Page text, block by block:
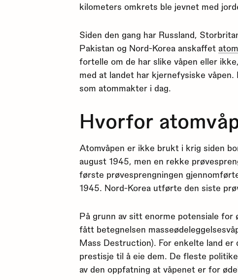
kilometers omkrets ble jevnet med
Siden den gang har Russland,
Pakistan og Nord-Korea anskaffet
fortelle om de har slike våpen eller
med at landet har kjernefysiske
som atommakter i dag.
Hvorfor
Atomvåpen er ikke brukt i krig siden
august 1945, men en rekke
første prøvesprengningen
1945. Nord-Korea utførte den siste
På grunn av sitt enorme potensiale for
fått betegnelsen
Mass Destruction). For enkelte land
prestisje til å eie dem. De fleste
av den oppfatning at våpenet er for